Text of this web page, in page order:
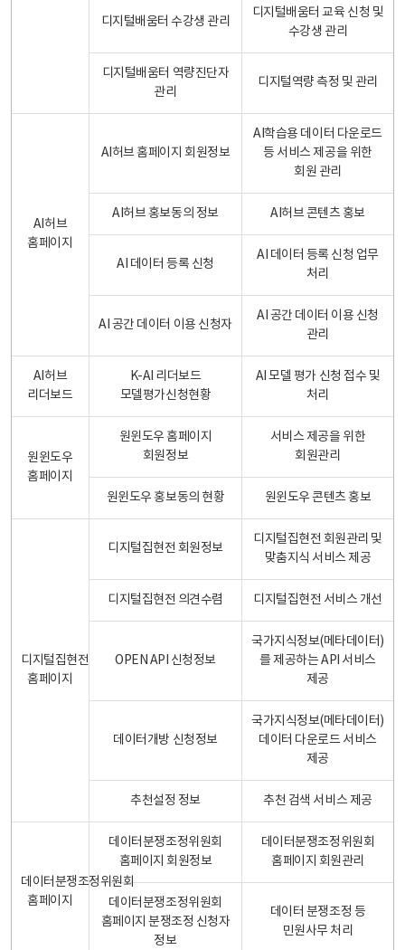
디지털배움터 수강생 관리
디지털배움터 교육 신청 및
수강생 관리
디지털배움터 역량진단자
관리
디지털역량 측정 및 관리
AI허브
홈페이지
AI허브 홈페이지 회원정보
AI학습용 데이터 다운로드
등 서비스 제공을 위한
회원 관리
AI허브 홍보동의 정보 AI허브 콘텐츠 홍보
AI 데이터 등록 신청
AI 데이터 등록 신청 업무
처리
AI 공간 데이터 이용 신청자
AI 공간 데이터 이용 신청
관리
AI허브
리더보드
K-AI 리더보드
모델평가신청현황
AI 모델 평가 신청 접수 및
처리
원윈도우
홈페이지
원윈도우 홈페이지
회원정보
서비스 제공을 위한
회원관리
원윈도우 홍보동의 현황 원윈도우 콘텐츠 홍보
디지털집현전
홈페이지
디지털집현전 회원정보
디지털집현전 회원관리 및
맞춤지식 서비스 제공
디지털집현전 의견수렴 디지털집현전 서비스 개선
OPEN API 신청정보
국가지식정보(메타데이터)
를 제공하는 API 서비스
제공
데이터개방 신청정보
국가지식정보(메타데이터)
데이터 다운로드 서비스
제공
추천설정 정보 추천 검색 서비스 제공
데이터분쟁조정위원회
홈페이지
데이터분쟁조정위원회
홈페이지 회원정보
데이터분쟁조정위원회
홈페이지 회원관리
데이터분쟁조정위원회
홈페이지 분쟁조정 신청자
정보
데이터 분쟁조정 등
민원사무 처리